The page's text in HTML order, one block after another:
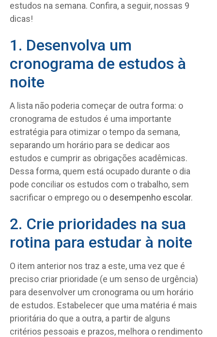
estudos na semana. Confira, a seguir, nossas 9
dicas!
1. Desenvolva um
cronograma de estudos à
noite
A lista não poderia começar de outra forma: o
cronograma de estudos é uma importante
estratégia para otimizar o tempo da semana,
separando um horário para se dedicar aos
estudos e cumprir as obrigações acadêmicas.
Dessa forma, quem está ocupado durante o dia
pode conciliar os estudos com o trabalho, sem
sacrificar o emprego ou o desempenho escolar.
2. Crie prioridades na sua
rotina para estudar à noite
O item anterior nos traz a este, uma vez que é
preciso criar prioridade (e um senso de urgência)
para desenvolver um cronograma ou um horário
de estudos. Estabelecer que uma matéria é mais
prioritária do que a outra, a partir de alguns
critérios pessoais e prazos, melhora o rendimento